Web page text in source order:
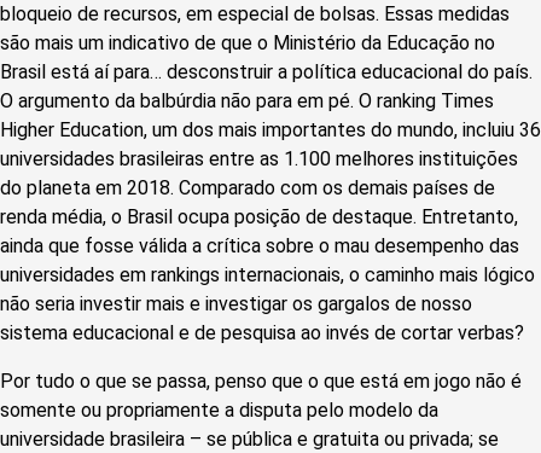
bloqueio de recursos, em especial de bolsas. Essas medidas
são mais um indicativo de que o Ministério da Educação no
Brasil está aí para… desconstruir a política educacional do país.
O argumento da balbúrdia não para em pé. O ranking Times
Higher Education, um dos mais importantes do mundo, incluiu 36
universidades brasileiras entre as 1.100 melhores instituições
do planeta em 2018. Comparado com os demais países de
renda média, o Brasil ocupa posição de destaque. Entretanto,
ainda que fosse válida a crítica sobre o mau desempenho das
universidades em rankings internacionais, o caminho mais lógico
não seria investir mais e investigar os gargalos de nosso
sistema educacional e de pesquisa ao invés de cortar verbas?
Por tudo o que se passa, penso que o que está em jogo não é
somente ou propriamente a disputa pelo modelo da
universidade brasileira – se pública e gratuita ou privada; se